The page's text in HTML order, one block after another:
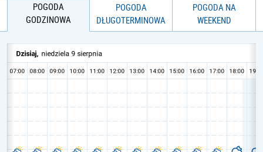
POGODA
GODZINOWA
POGODA
DŁUGOTERMINOWA
POGODA NA
WEEKEND